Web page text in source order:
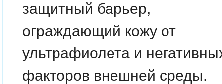
защитный барьер,
ограждающий кожу от
ультрафиолета и
факторов внешней среды.